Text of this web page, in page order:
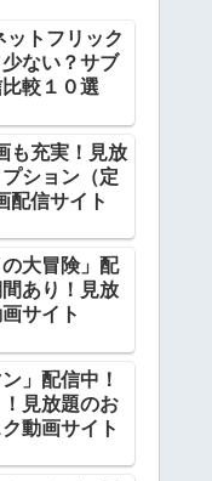
ットフリック
ない？サブ
較１０選
も充実！見放
ション（定
配信サイト
大冒険」配
あり！見放
サイト
」配信中！
見放題のお
動画サイト